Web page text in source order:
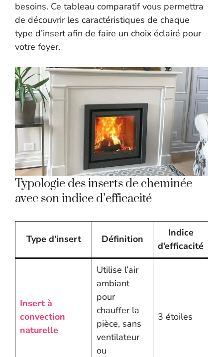
besoins. Ce tableau comparatif vous permettra
de découvrir les caractéristiques de chaque
type d’insert afin de faire un choix éclairé pour
votre foyer.
Typologie des inserts de cheminée
avec son indice d’efficacité
Type d’insert Définition
Indice
d’efficacité
Insert à
convection
naturelle
Utilise l’air
ambiant
pour
chauffer la
pièce, sans
ventilateur
ou
3 étoiles